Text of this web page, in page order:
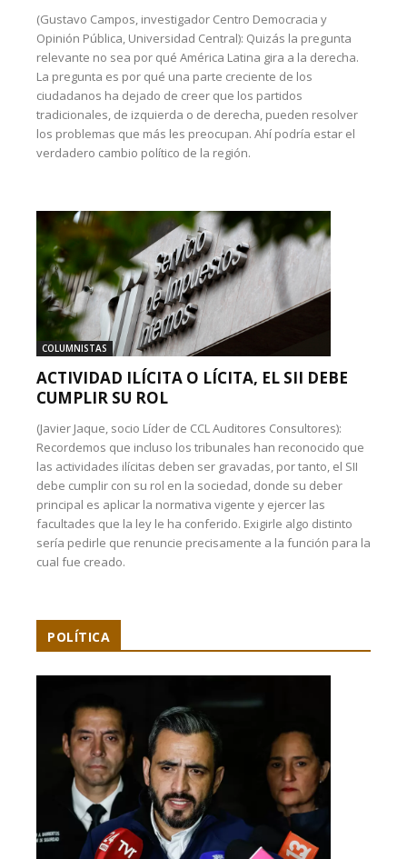
(Gustavo Campos, investigador Centro Democracia y
Opinión Pública, Universidad Central): Quizás la pregunta
relevante no sea por qué América Latina gira a la derecha.
La pregunta es por qué una parte creciente de los
ciudadanos ha dejado de creer que los partidos
tradicionales, de izquierda o de derecha, pueden resolver
los problemas que más les preocupan. Ahí podría estar el
verdadero cambio político de la región.
COLUMNISTAS
ACTIVIDAD ILÍCITA O LÍCITA, EL SII DEBE
CUMPLIR SU ROL
(Javier Jaque, socio Líder de CCL Auditores Consultores):
Recordemos que incluso los tribunales han reconocido que
las actividades ilícitas deben ser gravadas, por tanto, el SII
debe cumplir con su rol en la sociedad, donde su deber
principal es aplicar la normativa vigente y ejercer las
facultades que la ley le ha conferido. Exigirle algo distinto
sería pedirle que renuncie precisamente a la función para la
cual fue creado.
POLÍTICA